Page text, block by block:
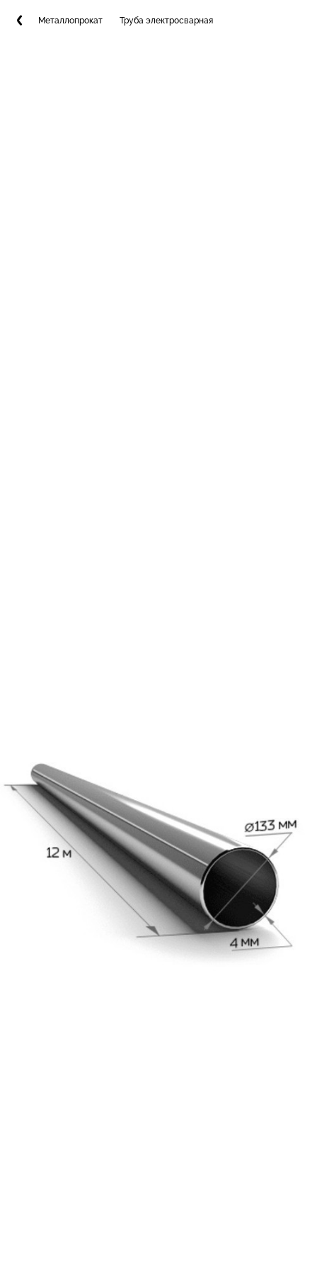
Металлопрокат Труба электросварная